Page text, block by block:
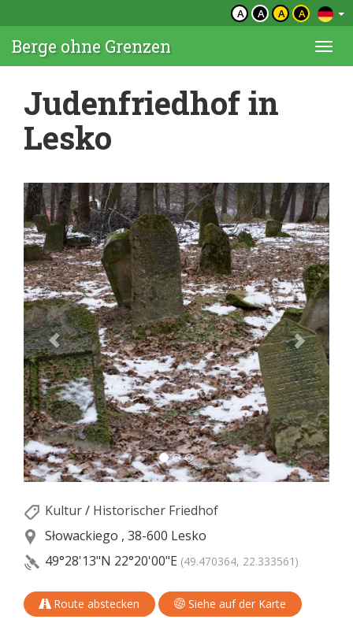
A A A A
Berge ohne Grenzen
Judenfriedhof in
Lesko
Kultur/ Historischer Friedhof
Słowackiego , 38-600 Lesko
49°28'13"N 22°20'00"E (49.470364, 22.333561)
Route abstecken Siehe auf der Karte